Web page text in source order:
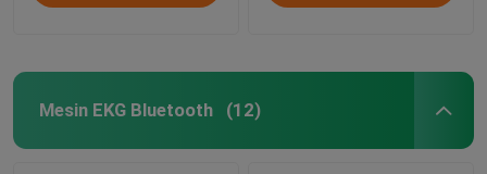
Mesin EKG Bluetooth (12)